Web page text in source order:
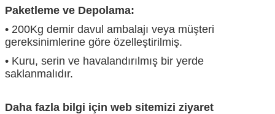
Paketleme ve Depolama:
• 200Kg demir davul ambalajı veya müşteri
gereksinimlerine göre özelleştirilmiş.
• Kuru, serin ve havalandırılmış bir yerde
saklanmalıdır.
Daha fazla bilgi için web sitemizi ziyaret